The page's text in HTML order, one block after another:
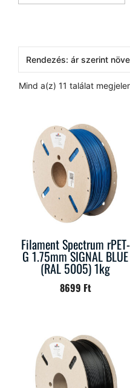
Mind a(z) 11 találat
Filament Spectrum rPET-
G 1.75mm SIGNAL BLUE
(RAL 5005) 1kg
8699 Ft